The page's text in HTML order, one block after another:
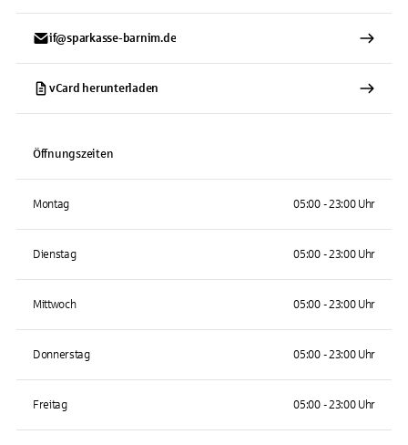
if@sparkasse-barnim.de
vCard herunterladen
Öffnungszeiten
Montag 05:00 - 23:00 Uhr
Dienstag 05:00 - 23:00 Uhr
Mittwoch 05:00 - 23:00 Uhr
Donnerstag 05:00 - 23:00 Uhr
Freitag 05:00 - 23:00 Uhr